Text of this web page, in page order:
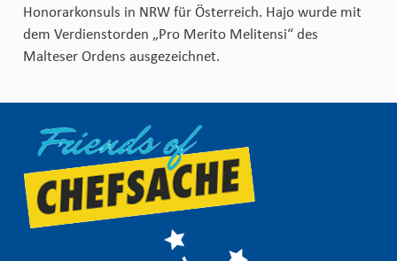
Honorarkonsuls in NRW für Österreich. Hajo wurde mit
dem Verdienstorden „Pro Merito Melitensi“ des
Malteser Ordens ausgezeichnet.